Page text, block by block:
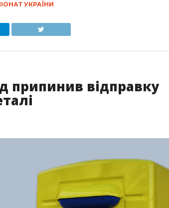
УКРАЇНИ
припинив відправку